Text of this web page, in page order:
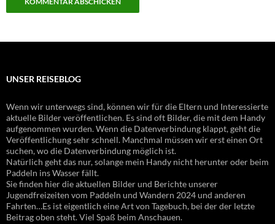
UNSER REISEBLOG
Wenn wir unterwegs sind, können wir für die Eltern und Interessierte
aktuelle Bilder veröffentlichen. Es sind oft Bilder, die mit dem Handy
aufgenommen wurden. Wenn die Datenverbindung klappt, geht die
Veröffentlichung sehr schnell. Manchmal müssen wir erst einen Ort
suchen, wo die Datenverbindung möglich ist.
Natürlich geht das nur, solange mein Handy nicht herunter oder beim
Paddeln ins Wasser fällt.
Sie finden hier die aktuellen Bilder und Berichte unserer
Jugendfreizeiten vom Paddeln und Wandern 2024 und anderen
Fahrten…Es ist eigentlich eine Art von Tagebuch, bei der der letzte
Beitrag oben steht. Viel Spaß beim Anschauen.